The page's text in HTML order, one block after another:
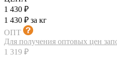
1 430 ₽
1 430 ₽ за кг
ОПТ
Для получения оптовых цен
1 319 ₽